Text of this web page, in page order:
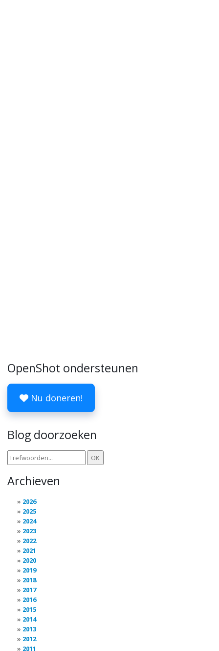
OpenShot ondersteunen
Nu doneren!
Blog doorzoeken
Archieven
2026
2025
2024
2023
2022
2021
2020
2019
2018
2017
2016
2015
2014
2013
2012
2011